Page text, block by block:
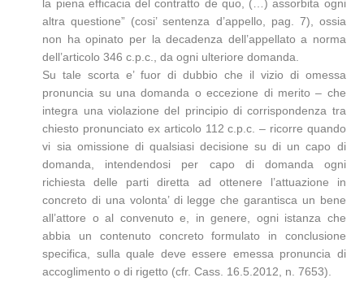
la piena efficacia del contratto de quo, (…) assorbita ogni
altra questione” (cosi’ sentenza d’appello, pag. 7), ossia
non ha opinato per la decadenza dell’appellato a norma
dell’articolo 346 c.p.c., da ogni ulteriore domanda.
Su tale scorta e’ fuor di dubbio che il vizio di omessa
pronuncia su una domanda o eccezione di merito – che
integra una violazione del principio di corrispondenza tra
chiesto pronunciato ex articolo 112 c.p.c. – ricorre quando
vi sia omissione di qualsiasi decisione su di un capo di
domanda, intendendosi per capo di domanda ogni
richiesta delle parti diretta ad ottenere l’attuazione in
concreto di una volonta’ di legge che garantisca un bene
all’attore o al convenuto e, in genere, ogni istanza che
abbia un contenuto concreto formulato in conclusione
specifica, sulla quale deve essere emessa pronuncia di
accoglimento o di rigetto (cfr. Cass. 16.5.2012, n. 7653).